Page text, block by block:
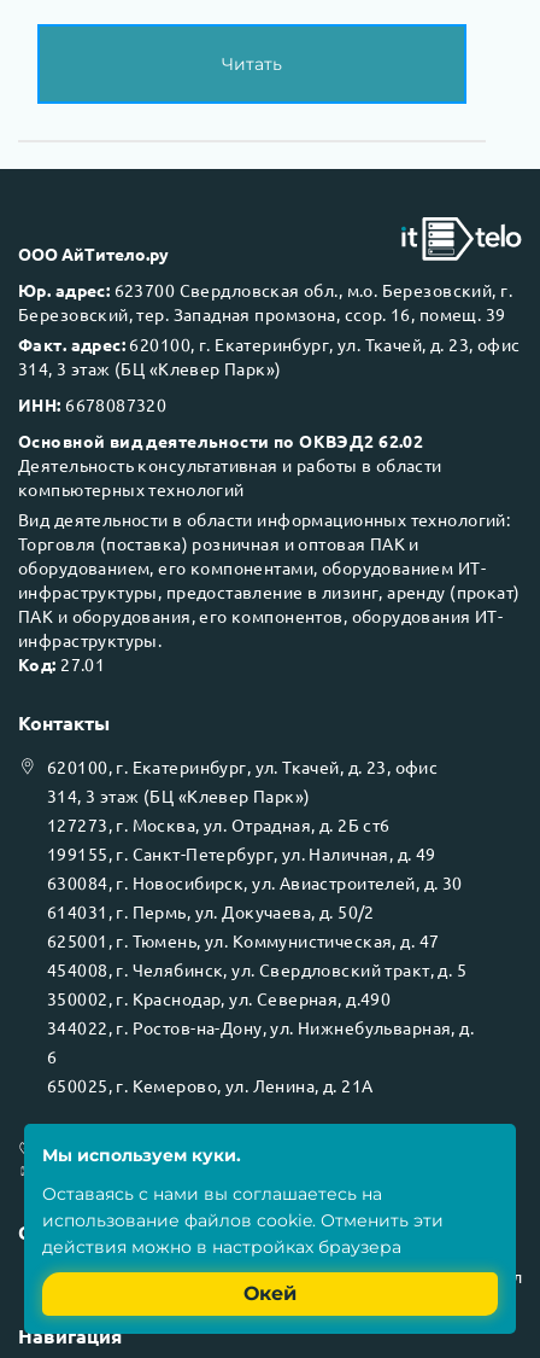
Читать
ООО АйТитело.ру
Юр. адрес: 623700 Свердловская обл., м.о. Березовский, г.
Березовский, тер. Западная промзона, ссор. 16, помещ. 39
Факт. адрес: 620100, г. Екатеринбург, ул. Ткачей, д. 23, офис
314, 3 этаж (БЦ «Клевер Парк»)
ИНН: 6678087320
Основной вид деятельности по ОКВЭД2 62.02
Деятельность консультативная и работы в области
компьютерных технологий
Вид деятельности в области информационных технологий:
Торговля (поставка) розничная и оптовая ПАК и
оборудованием, его компонентами, оборудованием ИТ-
инфраструктуры, предоставление в лизинг, аренду (прокат)
ПАК и оборудования, его компонентов, оборудования ИТ-
инфраструктуры.
Код: 27.01
Навигация
Контакты
620100, г. Екатеринбург, ул.Ткачей, д. 23, офис
314, 3 этаж (БЦ «Клевер Парк»)
127273, г. Москва, ул. Отрадная, д. 2Б ст6
199155, г. Санкт-Петербург, ул. Наличная, д. 49
630084, г. Новосибирск, ул. Авиастроителей, д. 30
614031 , г. Пермь, ул. Докучаева, д. 50/2
625001 , г. Тюмень, ул. Коммунистическая, д. 47
454008, г. Челябинск, ул. Свердловский тракт, д. 5
350002, г. Краснодар, ул. Северная, д.490
344022, г. Ростов-на-Дону, ул. Нижнебульварная, д.
6
650025, г. Кемерово, ул. Ленина, д. 21А
8 800 551-80-12
info@ittelo.ru
Социальные сети
Наш телеграм канал
Мы используем куки.
Оставаясь с нами вы соглашаетесь на
использование файлов cookie. Отменить эти
действия можно в настройках браузера
Окей